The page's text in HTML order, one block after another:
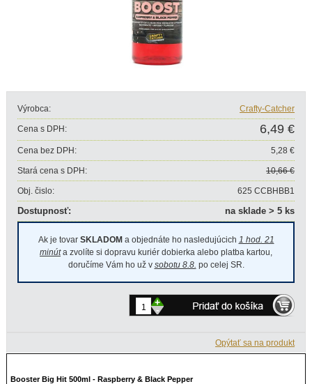
Výrobca: Crafty-Catcher
Cena s DPH: 6,49 €
Cena bez DPH: 5,28 €
Stará cena s DPH: 10,66 €
Obj. čislo: 625 CCBHBB1
Dostupnosť: na sklade > 5 ks
Ak je tovar SKLADOM a objednáte ho nasledujúcich 1 hod. 21
minúta zvolíte si dopravu kuriér dobierka alebo platba kartou,
doručíme Vám ho už v sobotu 8.8. po celej SR.
-
+
Opýtať sa na produkt
Booster Big Hit 500ml - Raspberry & Black Pepper